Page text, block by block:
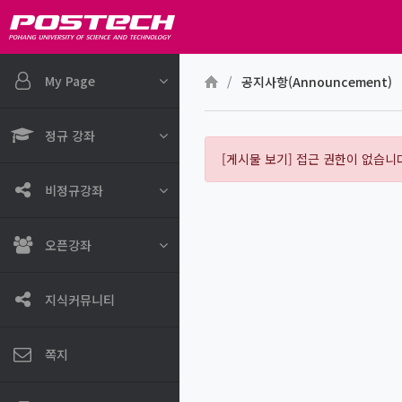
My Page
정규 강좌
비정규강좌
오픈강좌
지식커뮤니티
쪽지
공지사항(Announcement)
[게시물 보기] 접근 권한이 없습니